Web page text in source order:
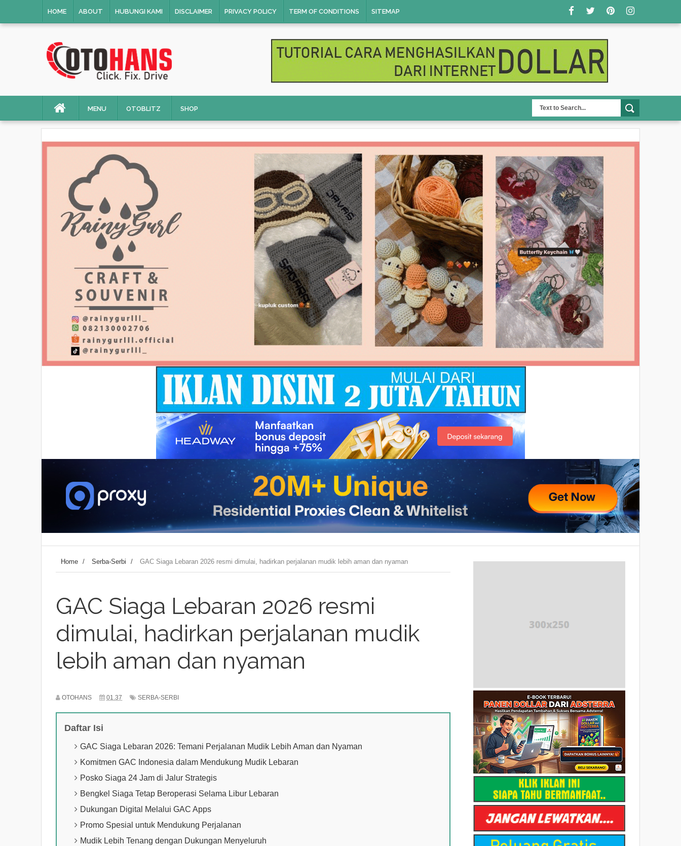
HOME ABOUT HUBUNGI KAMI DISCLAIMER PRIVACY POLICY TERM OF CONDITIONS SITEMAP
MENU OTOBLITZ SHOP
Home / Serba-Serbi / GAC Siaga Lebaran 2026 resmi dimulai, hadirkan perjalanan mudik lebih aman dan nyaman
GAC Siaga Lebaran 2026 resmi
dimulai, hadirkan perjalanan mudik
lebih aman dan nyaman
OTOHANS 01.37 SERBA-SERBI
Daftar Isi
GAC Siaga Lebaran 2026: Temani Perjalanan Mudik Lebih Aman dan Nyaman
Komitmen GAC Indonesia dalam Mendukung Mudik Lebaran
Posko Siaga 24 Jam di Jalur Strategis
Bengkel Siaga Tetap Beroperasi Selama Libur Lebaran
Dukungan Digital Melalui GAC Apps
Promo Spesial untuk Mendukung Perjalanan
Mudik Lebih Tenang dengan Dukungan Menyeluruh